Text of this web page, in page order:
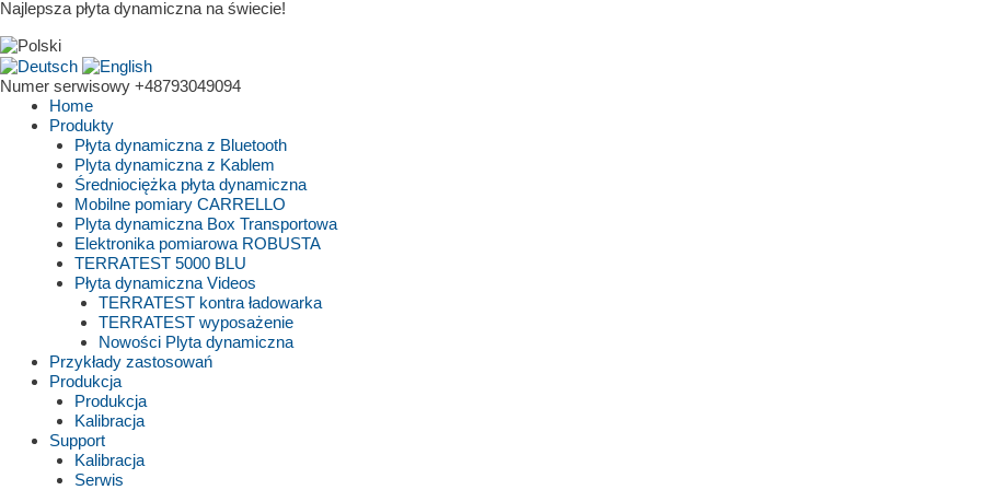
Najlepsza płyta dynamiczna na świecie!
Numer serwisowy +48793049094
Home
Produkty
Płyta dynamiczna z Bluetooth
Plyta dynamiczna z Kablem
Średniociężka płyta dynamiczna
Mobilne pomiary CARRELLO
Plyta dynamiczna Box Transportowa
Elektronika pomiarowa ROBUSTA
TERRATEST 5000 BLU
Płyta dynamiczna Videos
TERRATEST kontra ładowarka
TERRATEST wyposażenie
Nowości Plyta dynamiczna
Przykłady zastosowań
Produkcja
Produkcja
Kalibracja
Support
Kalibracja
Serwis